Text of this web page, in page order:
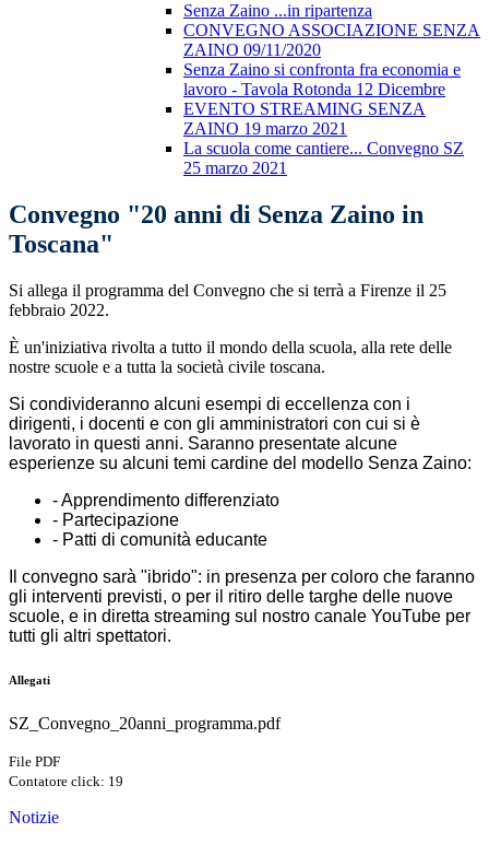
Senza Zaino ...in ripartenza
CONVEGNO ASSOCIAZIONE SENZA
ZAINO 09/11/2020
Senza Zaino si confronta fra economia e
lavoro - Tavola Rotonda 12 Dicembre
EVENTO STREAMING SENZA
ZAINO 19 marzo 2021
La scuola come cantiere... Convegno SZ
25 marzo 2021
Convegno "20 anni di Senza Zaino in
Toscana"
Si allega il programma del Convegno che si terrà a Firenze il 25
febbraio 2022.
È un'iniziativa rivolta a tutto il mondo della scuola, alla rete delle
nostre scuole e a tutta la società civile toscana.
Si condivideranno alcuni esempi di eccellenza con i
dirigenti, i docenti e con gli amministratori con cui si è
lavorato in questi anni. Saranno presentate alcune
esperienze su alcuni temi cardine del modello Senza Zaino:
- Apprendimento differenziato
- Partecipazione
- Patti di comunità educante
Il convegno sarà "ibrido": in presenza per coloro che faranno
gli interventi previsti, o per il ritiro delle targhe delle nuove
scuole, e in diretta streaming sul nostro canale YouTube per
tutti gli altri spettatori.
Allegati
SZ_Convegno_20anni_programma.pdf
File PDF
Contatore click: 19
Notizie